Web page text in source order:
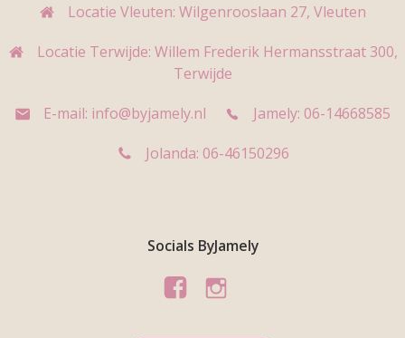
Locatie Vleuten: Wilgenrooslaan 27, Vleuten
Locatie Terwijde: Willem Frederik Hermansstraat 300,
Terwijde
E-mail: info@byjamely.nl
Jamely: 06-14668585
Jolanda: 06-46150296
Socials ByJamely